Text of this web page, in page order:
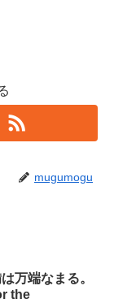
mugumogu
万端なまる。
the